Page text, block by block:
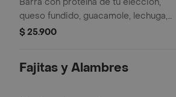
queso fundido, guacamole, lechuga,
frijol, pimentón, cebolla y pico de
$ 25.900
Fajitas y Alambres